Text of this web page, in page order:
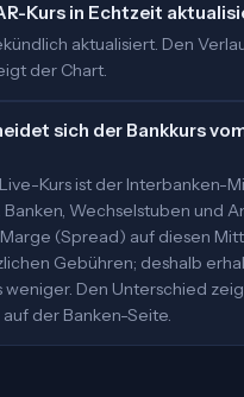
Kurs in Echtzeit
aktualisiert. Den
der Chart.
sich der Bankkurs
Kurs ist der Interbanken-
Wechselstuben und
(Spread) auf diesen
Gebühren; deshalb
weniger. Den Unterschied
der Banken-Seite.